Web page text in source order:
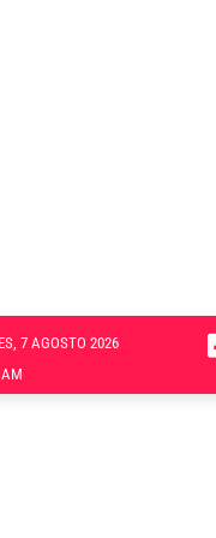
7 AGOSTO 2026